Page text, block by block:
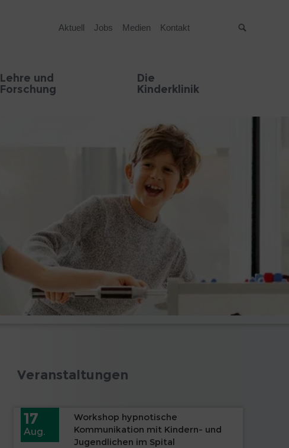
Aktuell Jobs Medien Kontakt
Lehre und
Forschung
Die
Kinderklinik
Veranstaltungen
17
Aug.
Workshop hypnotische
Kommunikation mit Kindern- und
Jugendlichen im Spital